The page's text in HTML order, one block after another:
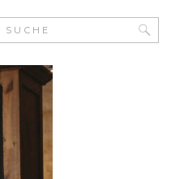
Search
for: